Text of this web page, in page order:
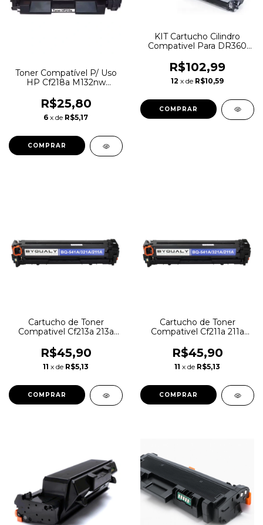
Toner Compatível P/ Uso
HP Cf218a M132nw
R$25,80
6 x de R$5,17
KIT Cartucho Cilindro
Compativel Para DR360
Compatível com Brother
TN360 HL2140
R$102,99
12 x de R$10,59
Cartucho de Toner
Compativel Cf213a 213a
Magenta
R$45,90
11 x de R$5,13
Cartucho de Toner
Compativel Cf211a 211a
R$45,90
11 x de R$5,13